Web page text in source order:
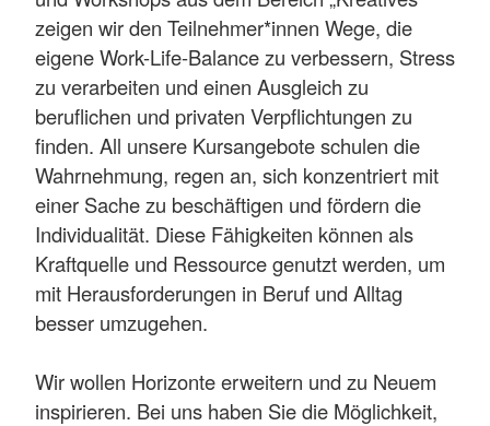
zeigen wir den Teilnehmer*innen Wege, die
eigene Work-Life-Balance zu verbessern, Stress
zu verarbeiten und einen Ausgleich zu
beruflichen und privaten Verpflichtungen zu
finden. All unsere Kursangebote schulen die
Wahrnehmung, regen an, sich konzentriert mit
einer Sache zu beschäftigen und fördern die
Individualität. Diese Fähigkeiten können als
Kraftquelle und Ressource genutzt werden, um
mit Herausforderungen in Beruf und Alltag
besser umzugehen.
Wir wollen Horizonte erweitern und zu Neuem
inspirieren. Bei uns haben Sie die Möglichkeit,